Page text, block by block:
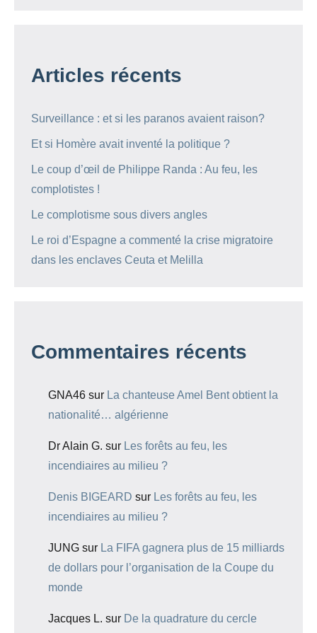
Articles récents
Surveillance : et si les paranos avaient raison?
Et si Homère avait inventé la politique ?
Le coup d’œil de Philippe Randa : Au feu, les
complotistes !
Le complotisme sous divers angles
Le roi d’Espagne a commenté la crise migratoire
dans les enclaves Ceuta et Melilla
Commentaires récents
GNA46 sur La chanteuse Amel Bent obtient la
nationalité… algérienne
Dr Alain G. sur Les forêts au feu, les
incendiaires au milieu ?
Denis BIGEARD sur Les forêts au feu, les
incendiaires au milieu ?
JUNG sur La FIFA gagnera plus de 15 milliards
de dollars pour l’organisation de la Coupe du
monde
Jacques L. sur De la quadrature du cercle